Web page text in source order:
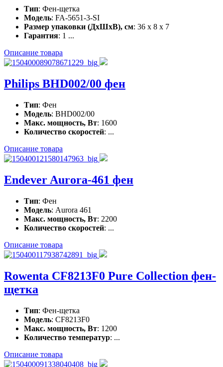
Тип: Фен-щетка
Модель: FA-5651-3-SI
Размер упаковки (ДхШхВ), см: 36 x 8 x 7
Гарантия: 1 ...
Описание товара
Philips BHD002/00 фен
Тип: Фен
Модель: BHD002/00
Макс. мощность, Вт: 1600
Количество скоростей: ...
Описание товара
Endever Aurora-461 фен
Тип: Фен
Модель: Aurora 461
Макс. мощность, Вт: 2200
Количество скоростей: ...
Описание товара
Rowenta CF8213F0 Pure Collection фен-
щетка
Тип: Фен-щетка
Модель: CF8213F0
Макс. мощность, Вт: 1200
Количество температур: ...
Описание товара